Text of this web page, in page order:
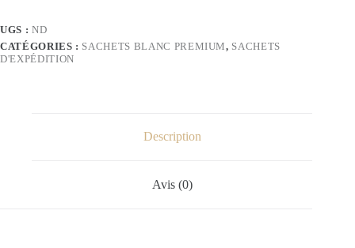
UGS : ND
CATÉGORIES : SACHETS BLANC PREMIUM, SACHETS
D'EXPÉDITION
Description
Avis (0)